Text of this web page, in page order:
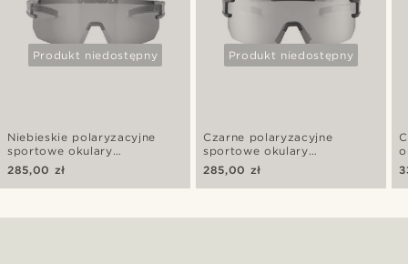
Produkt niedostępny
Niebieskie polaryzacyjne
sportowe okulary
przeciwsłoneczne
285,00 zł
Produkt niedostępny
Czarne polaryzacyjne
sportowe okulary
przeciwsłoneczne
285,00 zł